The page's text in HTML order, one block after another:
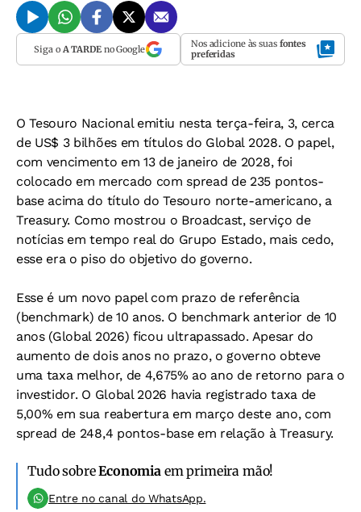
Siga o A TARDEno Google Nos adicione às suas fontes
preferidas
O Tesouro Nacional emitiu nesta terça-feira, 3, cerca
de US$ 3 bilhões em títulos do Global 2028. O papel,
com vencimento em 13 de janeiro de 2028, foi
colocado em mercado com spread de 235 pontos-
base acima do título do Tesouro norte-americano, a
Treasury. Como mostrou o Broadcast, serviço de
notícias em tempo real do Grupo Estado, mais cedo,
esse era o piso do objetivo do governo.
Esse é um novo papel com prazo de referência
(benchmark) de 10 anos. O benchmark anterior de 10
anos (Global 2026) ficou ultrapassado. Apesar do
aumento de dois anos no prazo, o governo obteve
uma taxa melhor, de 4,675% ao ano de retorno para o
investidor. O Global 2026 havia registrado taxa de
5,00% em sua reabertura em março deste ano, com
spread de 248,4 pontos-base em relação à Treasury.
Tudo sobreEconomiaem primeira mão!
Entre no canal do WhatsApp.